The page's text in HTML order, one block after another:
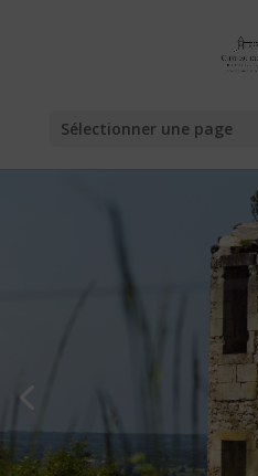
Sélectionner une page